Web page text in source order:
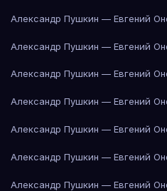
Александр Пушкин — Евгений
Александр Пушкин — Евгений
Александр Пушкин — Евгений
Александр Пушкин — Евгений
Александр Пушкин — Евгений
Александр Пушкин — Евгений
Александр Пушкин — Евгений